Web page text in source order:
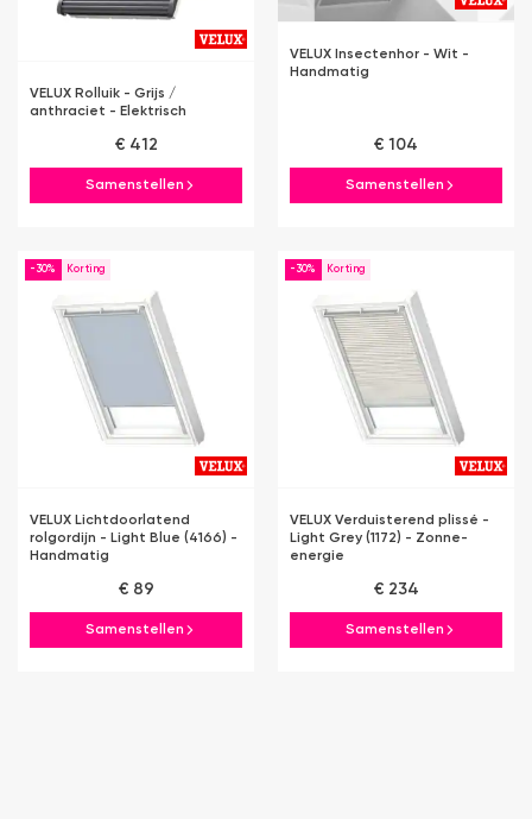
VELUX Rolluik - Grijs /
anthraciet - Elektrisch
€ 412
Samenstellen
VELUX Insectenhor - Wit -
Handmatig
€ 104
Samenstellen
-30%
VELUX Lichtdoorlatend
rolgordijn - Light Blue (4166) -
Handmatig
€ 89
Samenstellen
-30%
VELUX Verduisterend plissé -
Light Grey (1172) - Zonne-
energie
€ 234
Samenstellen